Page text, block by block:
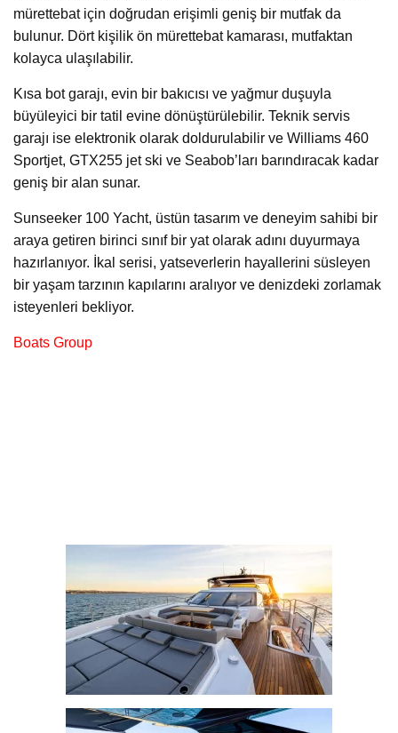
mürettebat için doğrudan erişimli geniş bir mutfak da
bulunur. Dört kişilik ön mürettebat kamarası, mutfaktan
kolayca ulaşılabilir.
Kısa bot garajı, evin bir bakıcısı ve yağmur duşuyla
büyüleyici bir tatil evine dönüştürülebilir. Teknik servis
garajı ise elektronik olarak doldurulabilir ve Williams 460
Sportjet, GTX255 jet ski ve Seabob’ları barındıracak kadar
geniş bir alan sunar.
Sunseeker 100 Yacht, üstün tasarım ve deneyim sahibi bir
araya getiren birinci sınıf bir yat olarak adını duyurmaya
hazırlanıyor. İkal serisi, yatseverlerin hayallerini süsleyen
bir yaşam tarzının kapılarını aralıyor ve denizdeki zorlamak
isteyenleri bekliyor.
Boats Group